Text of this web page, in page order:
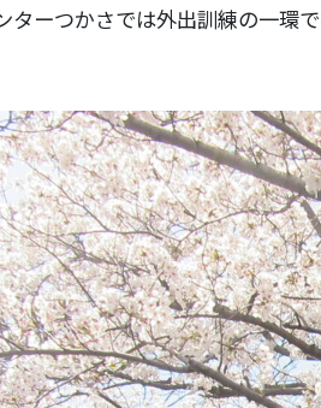
ターつかさでは外出訓練の一環